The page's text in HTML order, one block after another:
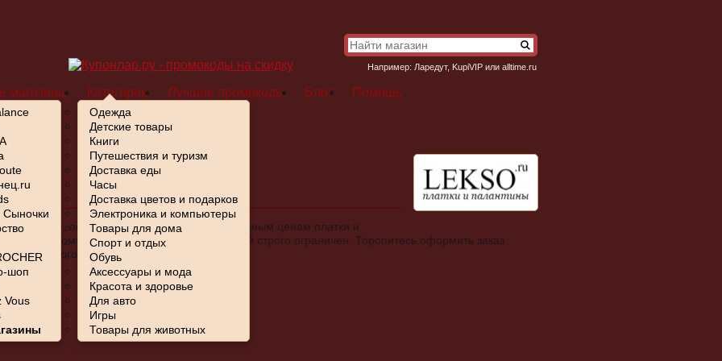
/
ниже, позволяет приобретать по сниженным ценам платки и
потому что срок действия многих акций строго ограничен. Торопитесь оформить заказ
выгодного предложения может не быть.
Например: Ларедут, KupiVIPили alltime.ru
магазины
Сыночки
шоп
Vous
Категории
Одежда
Детские товары
Книги
Путешествия и туризм
Доставка еды
Часы
Доставка цветов и подарков
Электроника и компьютеры
Товары для дома
Спорт и отдых
Обувь
Аксессуары и мода
Красота и здоровье
Для авто
Игры
Товары для животных
Лучшие промокоды Блог Помощь